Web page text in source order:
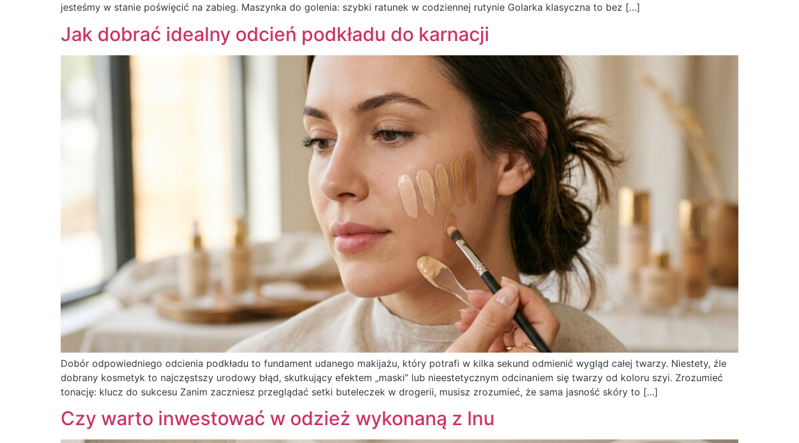
jesteśmy w stanie poświęcić na zabieg. Maszynka do golenia: szybki ratunek w codziennej rutynie Golarka klasyczna to bez […]
Jak dobrać idealny odcień podkładu do karnacji
Dobór odpowiedniego odcienia podkładu to fundament udanego makijażu, który potrafi w kilka sekund odmienić wygląd całej twarzy. Niestety, źle
dobrany kosmetyk to najczęstszy urodowy błąd, skutkujący efektem „maski” lub nieestetycznym odcinaniem się twarzy od koloru szyi. Zrozumieć
tonację: klucz do sukcesu Zanim zaczniesz przeglądać setki buteleczek w drogerii, musisz zrozumieć, że sama jasność skóry to […]
Czy warto inwestować w odzież wykonaną z lnu